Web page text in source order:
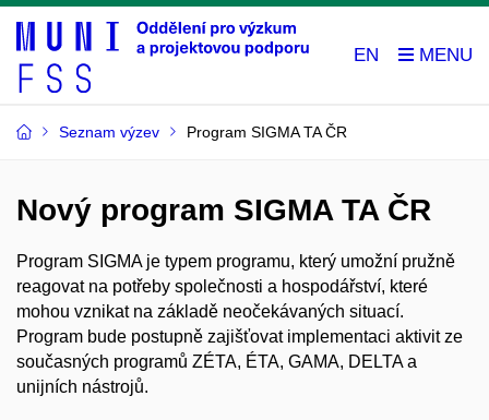
EN
Seznam výzev Program SIGMA TA ČR
Nový program SIGMA TA ČR
Program SIGMA je typem programu, který umožní pružně
reagovat na potřeby společnosti a hospodářství, které
mohou vznikat na základě neočekávaných situací.
Program bude postupně zajišťovat implementaci aktivit ze
současných programů ZÉTA, ÉTA, GAMA, DELTA a
unijních nástrojů.